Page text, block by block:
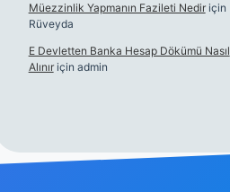
Müezzinlik Yapmanın Fazileti Nediriçin
Rüveyda
E Devletten Banka Hesap Dökümü Nasıl
Alınıriçin admin